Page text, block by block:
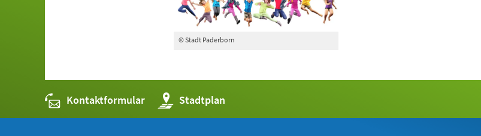
© Stadt Paderborn
Kontaktformular Stadtplan
(Öffnet
in
einem